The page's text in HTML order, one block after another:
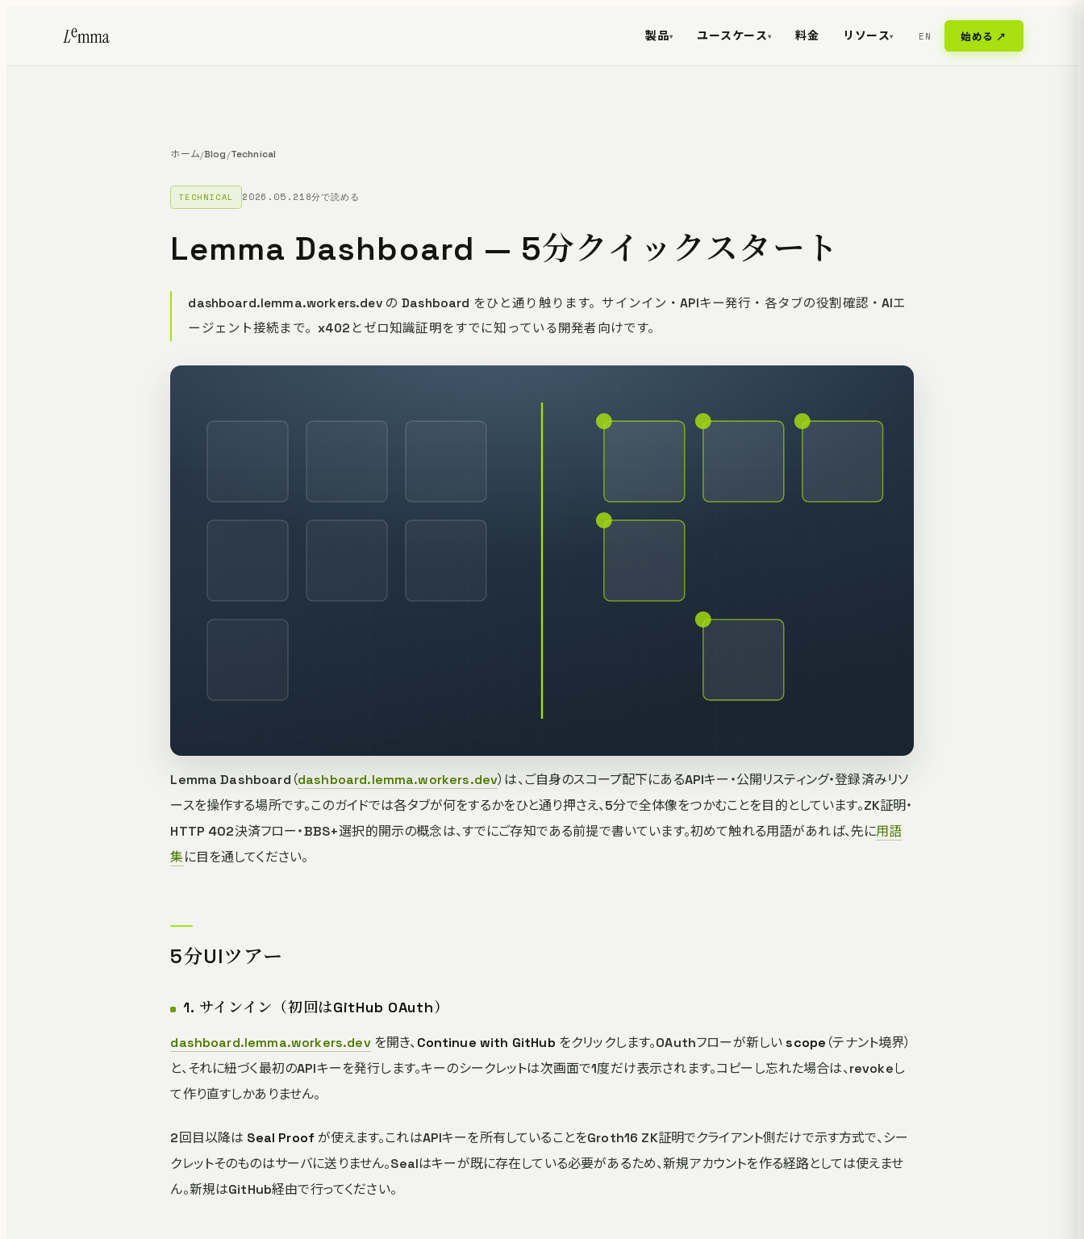
製品▾ ユースケース ▾ 料金 リソース▾ EN 始める ↗
ホーム/Blog/Technical
TECHNICAL 2026.05.218分で読める
Lemma Dashboard — 5分クイックスタート
dashboard.lemma.workers.dev の Dashboard をひと通り触ります。サインイン・APIキー発行・各タブの役割確認・AIエ
ージェント接続まで。x402とゼロ知識証明をすでに知っている開発者向けです。
Lemma Dashboard（dashboard.lemma.workers.dev）は、ご自身のスコープ配下にあるAPIキー・公開リスティング・登録済みリソ
ースを操作する場所です。このガイドでは各タブが何をするかをひと通り押さえ、5分で全体像をつかむことを目的としています。ZK証明・
HTTP 402決済フロー・BBS+選択的開示の概念は、すでにご存知である前提で書いています。初めて触れる用語があれば、先に用語
集に目を通してください。
5分UIツアー
1. サインイン（初回はGitHub OAuth）
dashboard.lemma.workers.devを開き、Continue with GitHub をクリックします。OAuthフローが新しいscope （テナント境界）
と、それに紐づく最初のAPIキーを発行します。キーのシークレットは次画面で1度だけ表示されます。コピーし忘れた場合は、revokeし
て作り直すしかありません。
2回目以降は Seal Proofが使えます。これはAPIキーを所有していることをGroth16 ZK証明でクライアント側だけで示す方式で、シー
クレットそのものはサーバに送りません。Sealはキーが既に存在している必要があるため、新規アカウントを作る経路としては使えませ
ん。新規はGitHub経由で行ってください。